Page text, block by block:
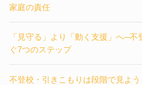
家庭の責任
「見守る」より「動く支援」へ─
ぐ7つのステップ
不登校・引きこもりは段階で見よ